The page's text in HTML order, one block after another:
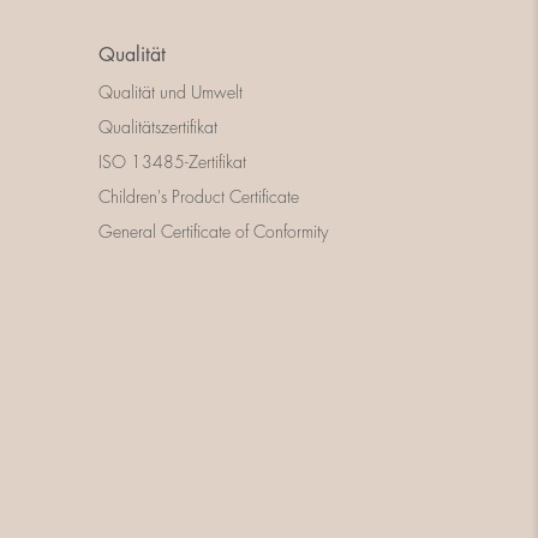
Qualität
Qualität und Umwelt
Qualitätszertifikat
ISO 13485-Zertifikat
Children's Product Certificate
General Certificate of Conformity